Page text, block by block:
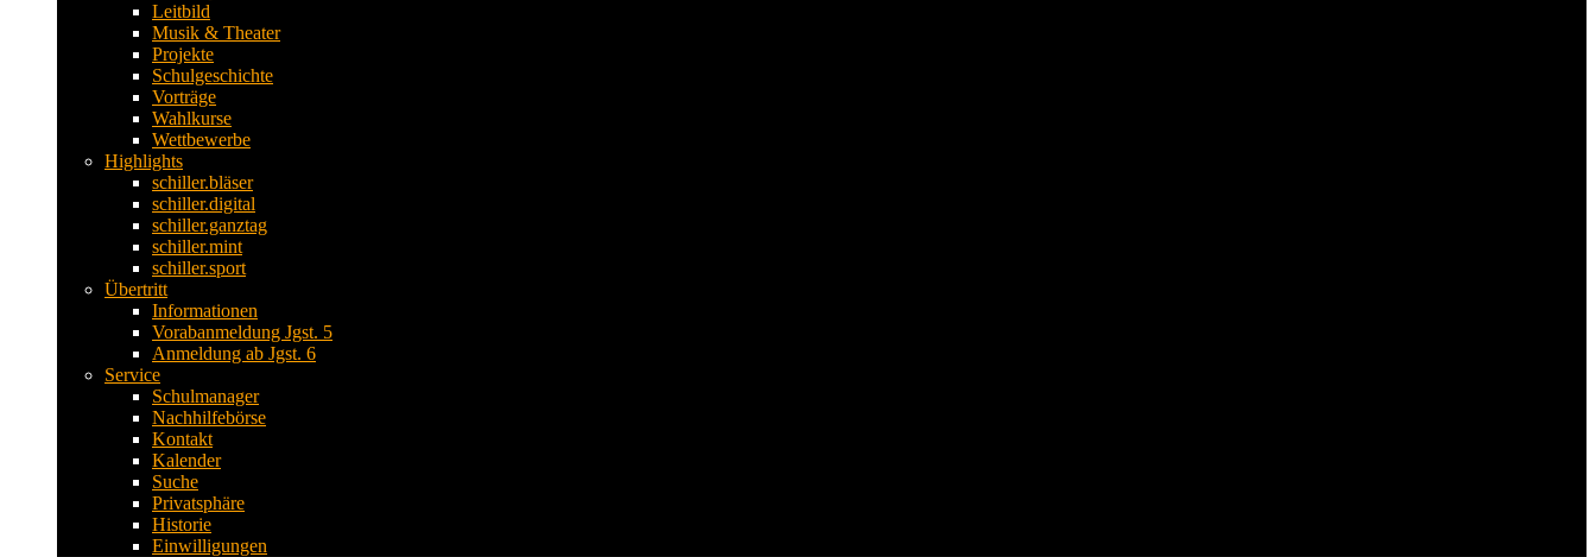
Leitbild
Musik & Theater
Projekte
Schulgeschichte
Vorträge
Wahlkurse
Wettbewerbe
Highlights
schiller.bläser
schiller.digital
schiller.ganztag
schiller.mint
schiller.sport
Übertritt
Informationen
Vorabanmeldung Jgst. 5
Anmeldung ab Jgst. 6
Service
Schulmanager
Nachhilfebörse
Kontakt
Kalender
Suche
Privatsphäre
Historie
Einwilligungen